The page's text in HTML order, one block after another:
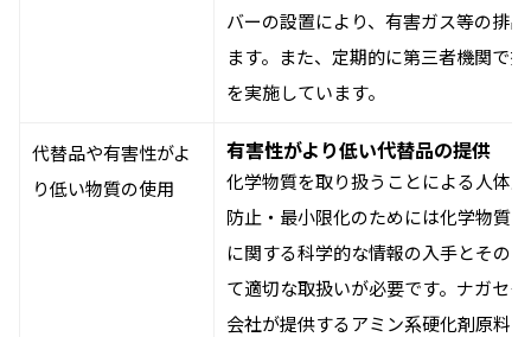
バーの設置により、有害ガス等の排
ます。また、定期的に第三者機関で
を実施しています。
代替品や有害性がよ
り低い物質の使用
有害性がより低い代替品の提供
化学物質を取り扱うことによる人体
防止・最小限化のためには化学物質
に関する科学的な情報の入手とその
て適切な取扱いが必要です。ナガセ
会社が提供するアミン系硬化剤原料